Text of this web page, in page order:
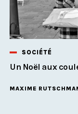
SOCIÉTÉ
Un Noël aux
MAXIME